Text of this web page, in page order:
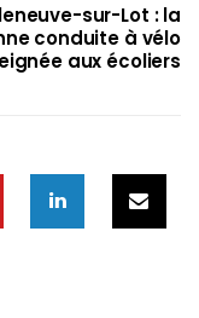
sur-Lot : la
conduite à vélo
aux écoliers